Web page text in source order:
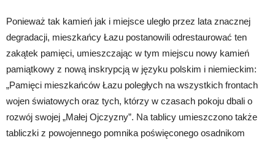
Ponieważ tak kamień jak i miejsce uległo przez lata znacznej
degradacji, mieszkańcy Łazu postanowili odrestaurować ten
zakątek pamięci, umieszczając w tym miejscu nowy kamień
pamiątkowy z nową inskrypcją w języku polskim i niemieckim:
„Pamięci mieszkańców Łazu poległych na wszystkich frontach
wojen światowych oraz tych, którzy w czasach pokoju dbali o
rozwój swojej „Małej Ojczyzny”. Na tablicy umieszczono także
tabliczki z powojennego pomnika poświęconego osadnikom